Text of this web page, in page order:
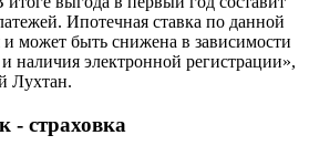
Ипотечная ставка по данной
и может быть снижена в зависимости
наличия электронной регистрации»,
Лухтан.
- страховка